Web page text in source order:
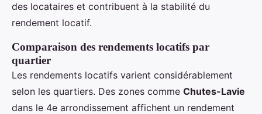
des locataires et contribuent à la stabilité du
rendement locatif.
Comparaison des rendements locatifs par
quartier
Les rendements locatifs varient considérablement
selon les quartiers. Des zones comme Chutes-Lavie
dans le 4e arrondissement affichent un rendement